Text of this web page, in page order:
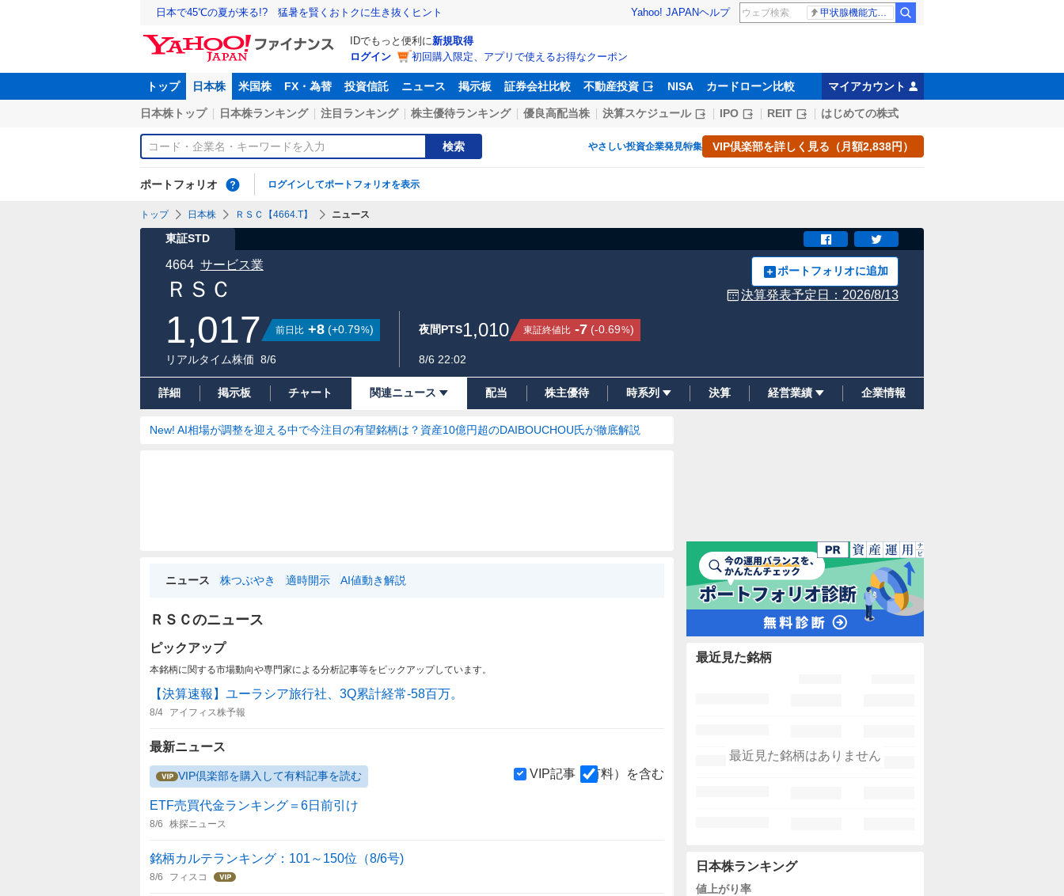
日本で45℃の夏が来る!? 猛暑を賢くおトクに生き抜くヒント Yahoo! JAPANヘルプ 甲状腺機能亢進症
IDでもっと便利に新規取得
ログイン
初回購入限定、アプリで使えるお得なクーポン
トップ 日本株 米国株 FX・為替 投資信託 ニュース 掲示板 証券会社比較 不動産投資 NISA カードローン比較 マイアカウント
日本株トップ 日本株ランキング 注目ランキング 株主優待ランキング 優良高配当株 決算スケジュール IPO REIT はじめての株式
検索 やさしい投資企業発見特集 VIP倶楽部を詳しく見る（月額2,838円）
ポートフォリオ ログインしてポートフォリオを表示
トップ 日本株 ＲＳＣ【4664.T】 ニュース
東証STD
ＲＳＣ
4664 サービス業 ポートフォリオに追加
決算発表予定日： 2026/8/13
1,017 前日比 +8 (+0.79%)
リアルタイム株価 8/6
夜間PTS1,010 東証終値比 -7 (-0.69%)
8/6 22:02
詳細 掲示板 チャート 関連ニュース 配当 株主優待 時系列 決算 経営業績 企業情報
New! AI相場が調整を迎える中で今注目の有望銘柄は？資産10億円超のDAIBOUCHOU氏が徹底解説
ニュース 株つぶやき 適時開示 AI値動き解説
ＲＳＣのニュース
ピックアップ
本銘柄に関する市場動向や専門家による分析記事等をピックアップしています。
【決算速報】ユーラシア旅行社、3Q累計経常-58百万。
8/4 アイフィス株予報
最新ニュース
VIP倶楽部を購入して有料記事を読む VIP記事（有料）を含む
ETF売買代金ランキング＝6日前引け
8/6 株探ニュース
銘柄カルテランキング：101～150位（8/6号)
8/6 フィスコ
最近見た銘柄
最近見た銘柄はありません
日本株ランキング
値上がり率